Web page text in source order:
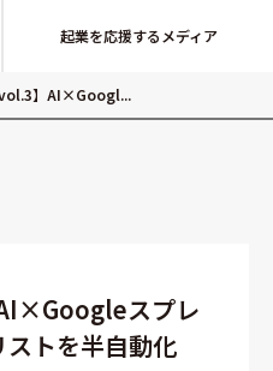
起業を応援するメディア
vol.3】AI×Googl...
スプレ
ストを半自動化